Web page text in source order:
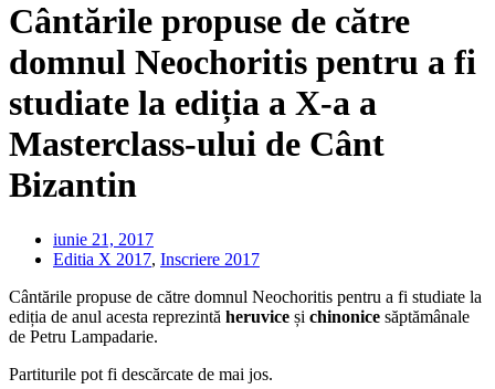
Cântările propuse de către
domnul Neochoritis pentru a fi
studiate la ediția a X-a a
Masterclass-ului de Cânt
Bizantin
iunie 21, 2017
Editia X 2017, Inscriere 2017
Cântările propuse de către domnul Neochoritis pentru a fi studiate la
ediția de anul acesta reprezintă heruvice și chinonice săptămânale
de Petru Lampadarie.
Partiturile pot fi descărcate de mai jos.